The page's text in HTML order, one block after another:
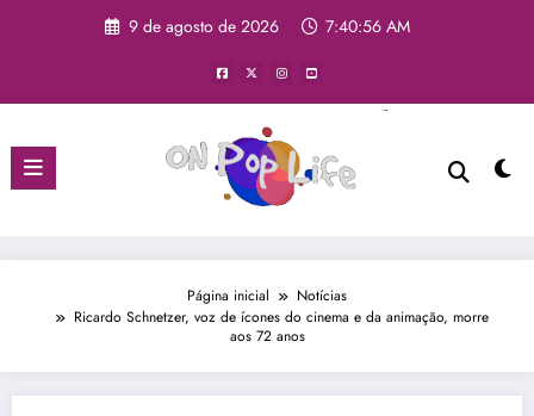
9 de agosto de 2026 7:40:56 AM
Página inicial
Notícias
Ricardo Schnetzer, voz de ícones do cinema e da animação, morre
aos 72 anos